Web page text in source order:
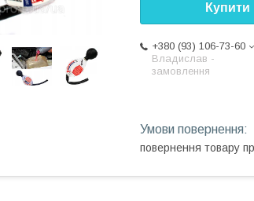
Купити
+380 (93) 106-73-60
Владислав -
замовлення
повернення товару